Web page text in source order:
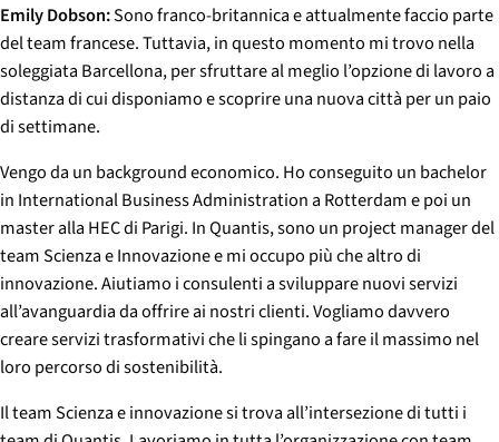
Emily Dobson:Sono franco-britannica e attualmente faccio parte
del team francese. Tuttavia, in questo momento mi trovo nella
soleggiata Barcellona, per sfruttare al meglio l’opzione di lavoro a
distanza di cui disponiamo e scoprire una nuova città per un paio
di settimane.
Vengo da un background economico. Ho conseguito un bachelor
in International Business Administration a Rotterdam e poi un
master alla HEC di Parigi. In Quantis, sono un project manager del
team Scienza e Innovazione e mi occupo più che altro di
innovazione. Aiutiamo i consulenti a sviluppare nuovi servizi
all’avanguardia da offrire ai nostri clienti. Vogliamo davvero
creare servizi trasformativi che li spingano a fare il massimo nel
loro percorso di sostenibilità.
Il team Scienza e innovazione si trova all’intersezione di tutti i